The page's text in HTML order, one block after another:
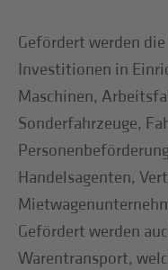
Gefördert werden
Investitionen in
Maschinen,
Sonderfahrzeuge,
Handelsagenten,
Gefördert werden
Warentransport,